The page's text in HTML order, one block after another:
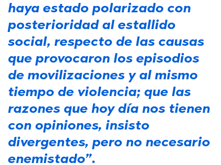
haya estado polarizado con
posterioridad al estallido
social, respecto de las causas
que provocaron los episodios
de movilizaciones y al mismo
tiempo de violencia; que las
razones que hoy día nos tienen
con opiniones, insisto
divergentes, pero no necesario
enemistado”.